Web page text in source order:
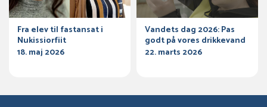
Fra elev til fastansat i
Nukissiorfiit
18. maj 2026
Vandets dag 2026: Pas
godt på vores drikkevand
22. marts 2026